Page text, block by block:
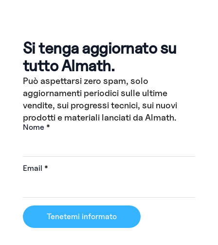
Si tenga aggiornato su
tutto Almath.
Può aspettarsi zero spam, solo
aggiornamenti periodici sulle ultime
vendite, sui progressi tecnici, sui nuovi
prodotti e materiali lanciati da Almath.
Nome *
Email *
Tenetemi informato